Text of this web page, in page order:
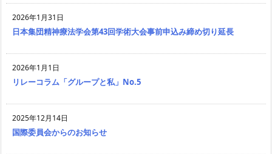
2026年1月31日
日本集団精神療法学会第43回学術大会事前申込み締め切り延長
2026年1月1日
リレーコラム「グループと私」No.5
2025年12月14日
国際委員会からのお知らせ